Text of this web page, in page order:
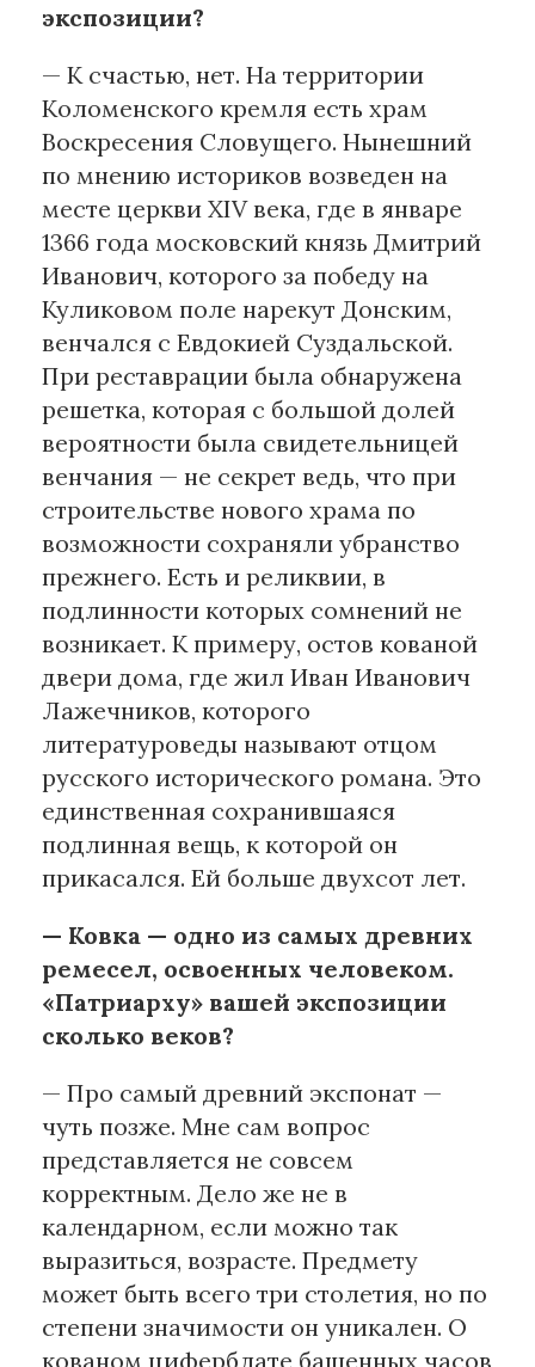
экспозиции?
— К счастью, нет. На территории
Коломенского кремля есть храм
Воскресения Словущего. Нынешний
по мнению историков возведен на
месте церкви XIV века, где в январе
1366 года московский князь Дмитрий
Иванович, которого за победу на
Куликовом поле нарекут Донским,
венчался с Евдокией Суздальской.
При реставрации была обнаружена
решетка, которая с большой долей
вероятности была свидетельницей
венчания — не секрет ведь, что при
строительстве нового храма по
возможности сохраняли убранство
прежнего. Есть и реликвии, в
подлинности которых сомнений не
возникает. К примеру, остов кованой
двери дома, где жил Иван Иванович
Лажечников, которого
литературоведы называют отцом
русского исторического романа. Это
единственная сохранившаяся
подлинная вещь, к которой он
прикасался. Ей больше двухсот лет.
— Ковка — одно из самых древних
ремесел, освоенных человеком.
«Патриарху» вашей экспозиции
сколько веков?
— Про самый древний экспонат —
чуть позже. Мне сам вопрос
представляется не совсем
корректным. Дело же не в
календарном, если можно так
выразиться, возрасте. Предмету
может быть всего три столетия, но по
степени значимости он уникален. О
кованом циферблате башенных часов